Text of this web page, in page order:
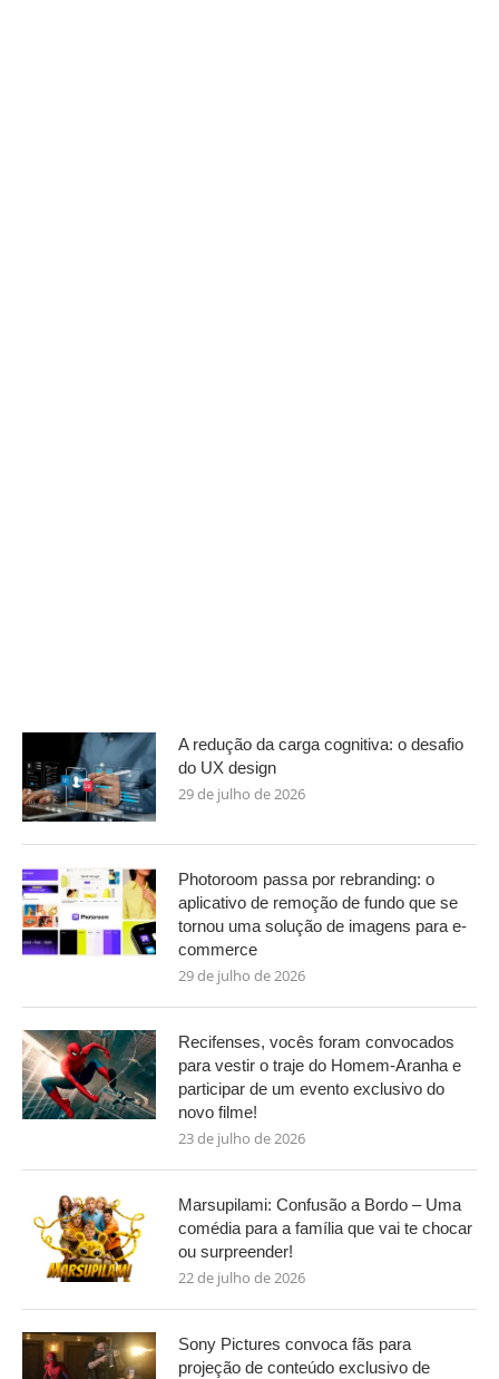
A redução da carga cognitiva: o desafio
do UX design
29 de julho de 2026
Photoroom passa por rebranding: o
aplicativo de remoção de fundo que se
tornou uma solução de imagens para e-
commerce
29 de julho de 2026
Recifenses, vocês foram convocados
para vestir o traje do Homem-Aranha e
participar de um evento exclusivo do
novo filme!
23 de julho de 2026
Marsupilami: Confusão a Bordo – Uma
comédia para a família que vai te chocar
ou surpreender!
22 de julho de 2026
Sony Pictures convoca fãs para
projeção de conteúdo exclusivo de